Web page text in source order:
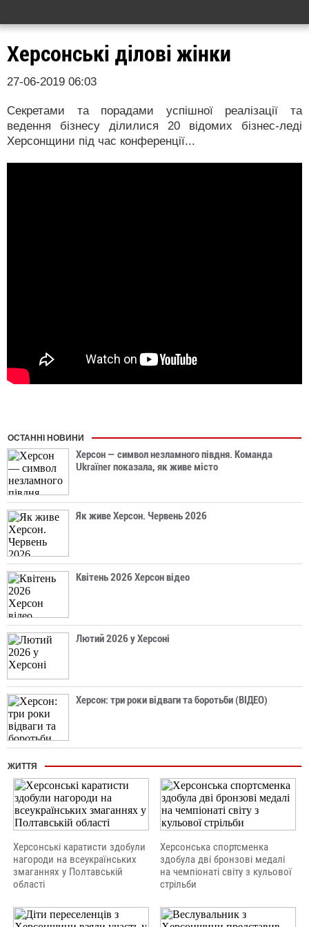
Херсонські ділові жінки
27-06-2019 06:03
Секретами та порадами успішної реалізації та
ведення бізнесу ділилися 20 відомих бізнес-леді
Херсонщини під час конференції...
ОСТАННІ НОВИНИ
Херсон — символ незламного півдня. Команда
Ukraїner показала, як живе місто
Як живе Херсон. Червень 2026
Квітень 2026 Херсон відео
Лютий 2026 у Херсоні
Херсон: три роки відваги та боротьби (ВІДЕО)
ЖИТТЯ
Херсонські каратисти здобули
нагороди на всеукраїнських
змаганнях у Полтавській
області
Херсонська спортсменка
здобула дві бронзові медалі
на чемпіонаті світу з кульової
стрільби